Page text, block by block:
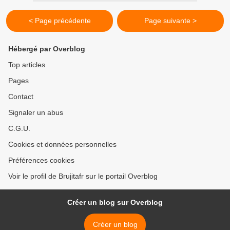
< Page précédente Page suivante >
Hébergé par Overblog
Top articles
Pages
Contact
Signaler un abus
C.G.U.
Cookies et données personnelles
Préférences cookies
Voir le profil de Brujitafr sur le portail Overblog
Créer un blog sur Overblog
Créer un blog